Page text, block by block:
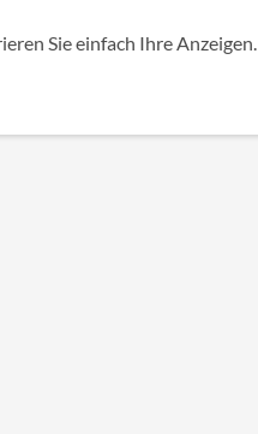
Sie einfach Ihre Anzeigen.